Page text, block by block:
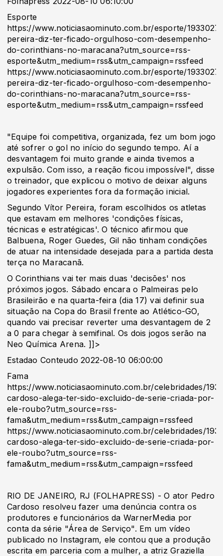
Esporte
https://www.noticiasaominuto.com.br/esporte/
pereira-diz-ter-ficado-orgulhoso-com-desempenho-
do-corinthians-no-maracana?utm_source=rss-
esporte&utm_medium=rss&utm_campaign=rssfeed
https://www.noticiasaominuto.com.br/esporte/
pereira-diz-ter-ficado-orgulhoso-com-desempenho-
do-corinthians-no-maracana?utm_source=rss-
esporte&utm_medium=rss&utm_campaign=rssfeed
"Equipe foi competitiva, organizada, fez um bom jogo
até sofrer o gol no início do segundo tempo. Aí a
desvantagem foi muito grande e ainda tivemos a
expulsão. Com isso, a reação ficou impossível", disse
o treinador, que explicou o motivo de deixar alguns
jogadores experientes fora da formação inicial.
Segundo Vítor Pereira, foram escolhidos os atletas
que estavam em melhores 'condições físicas,
técnicas e estratégicas'. O técnico afirmou que
Balbuena, Roger Guedes, Gil não tinham condições
de atuar na intensidade desejada para a partida desta
terça no Maracanã.
O Corinthians vai ter mais duas 'decisões' nos
próximos jogos. Sábado encara o Palmeiras pelo
Brasileirão e na quarta-feira (dia 17) vai definir sua
situação na Copa do Brasil frente ao Atlético-GO,
quando vai precisar reverter uma desvantagem de 2
a 0 para chegar à semifinal. Os dois jogos serão na
Neo Química Arena. ]]>
Estadao Conteudo 2022-08-10 06:00:00
Fama
https://www.noticiasaominuto.com.br/celebridades/
cardoso-alega-ter-sido-excluido-de-serie-criada-por-
ele-roubo?utm_source=rss-
fama&utm_medium=rss&utm_campaign=rssfeed
https://www.noticiasaominuto.com.br/celebridades/
cardoso-alega-ter-sido-excluido-de-serie-criada-por-
ele-roubo?utm_source=rss-
fama&utm_medium=rss&utm_campaign=rssfeed
RIO DE JANEIRO, RJ (FOLHAPRESS) - O ator Pedro
Cardoso resolveu fazer uma denúncia contra os
produtores e funcionários da WarnerMedia por
conta da série "Área de Serviço". Em um vídeo
publicado no Instagram, ele contou que a produção
escrita em parceria com a mulher, a atriz Graziella